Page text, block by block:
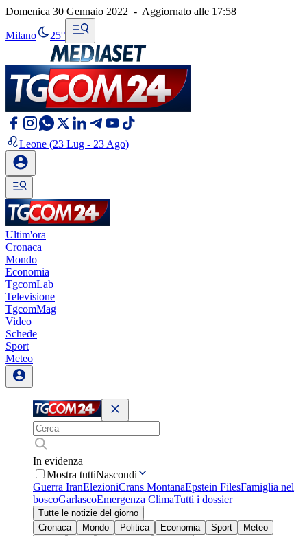
Domenica 30 Gennaio 2022 - Aggiornato alle 17:58
Milano 25°
Leone (23 Lug - 23 Ago)
Ultim'ora
Cronaca
Mondo
Economia
TgcomLab
Televisione
TgcomMag
Video
Schede
Sport
Meteo
In evidenza
Mostra tuttiNascondi
Guerra IranElezioniCrans MontanaEpstein FilesFamiglia nel
boscoGarlascoEmergenza ClimaTutti i dossier
Tutte le notizie del giorno
Cronaca
Mondo Politica Economia Sport
Meteo